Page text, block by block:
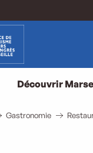
Découvrir
Gastronomie